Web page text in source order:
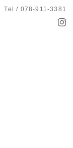
Tel / 078-911-3381